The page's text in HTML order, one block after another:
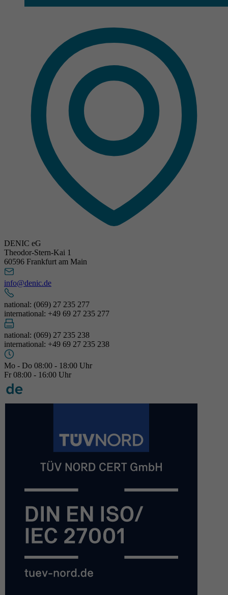
DENIC eG
Theodor-Stern-Kai 1
60596 Frankfurt am Main
info@denic.de
national: (069) 27 235 277
international: +49 69 27 235 277
national: (069) 27 235 238
international: +49 69 27 235 238
Mo - Do 08:00 - 18:00 Uhr
Fr 08:00 - 16:00 Uhr